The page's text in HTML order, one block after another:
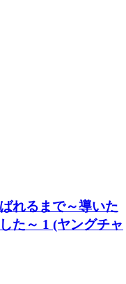
れるまで～導いた
た～ 1 (ヤングチャ